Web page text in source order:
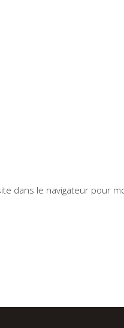
dans le navigateur pour